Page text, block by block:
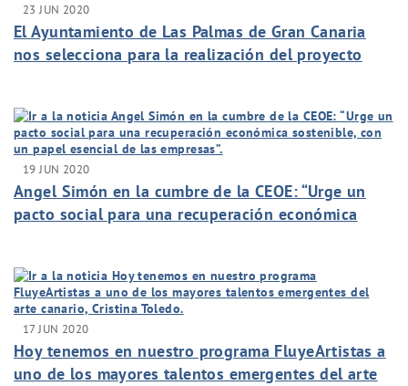
23 JUN 2020
El Ayuntamiento de Las Palmas de Gran Canaria
nos selecciona para la realización del proyecto
19 JUN 2020
Angel Simón en la cumbre de la CEOE: “Urge un
pacto social para una recuperación económica
17 JUN 2020
Hoy tenemos en nuestro programa FluyeArtistas a
uno de los mayores talentos emergentes del arte